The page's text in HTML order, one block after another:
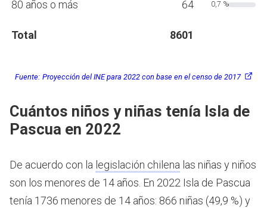
80 años o más 64 0,7 %
Total 8601
Fuente: Proyección del INE para 2022 con base en el censo de 2017
Cuántos niños y niñas tenía Isla de
Pascua en 2022
De acuerdo con la legislación chilena las niñas y niños
son los menores de 14 años. En 2022 Isla de Pascua
tenía 1736 menores de 14 años: 866 niñas (49,9 %) y